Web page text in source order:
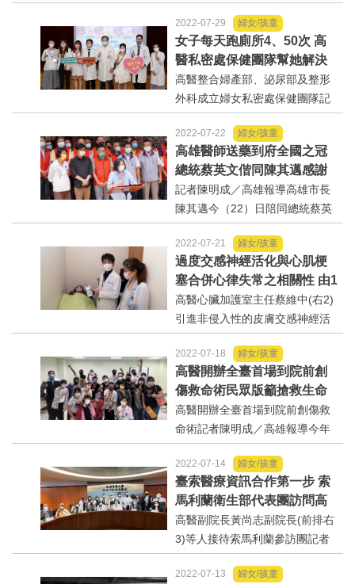
會人員(左)陪同下，赴衛武營觀賞
《獅子王》歌劇。記者陳明成／
高雄報導美國百老匯歌劇《獅子
王》日前在高雄衛武營演出時，
場外出現一輛...
2022-07-29 婦女/孩童
女子每天跑廁所4、50次 高
醫私密處保健團隊幫她解決
不能說的「泌」密
高醫整合婦產部、泌尿部及整形
外科成立婦女私密處保健團隊記
者陳明成／高雄報導35歲的包小
姐每天跑廁所多達40-50次，包括
晚上睡覺都要起來尿尿10幾次，
有時和先生親熱到一半突然尿意
來了，如此頻尿深...
2022-07-22 婦女/孩童
高雄醫師送藥到府全國之冠
總統蔡英文偕同陳其邁感謝
基層醫護人員
記者陳明成／高雄報導高雄市長
陳其邁今（22）日陪同總統蔡英
文至楠梓右昌訪視楠梓區建佑藥
局，一同聽取簡報了解高雄市基
層藥局辦理「送藥到府專案」的
流程及執行成果，高雄共有256家
藥局提供送藥到府服務...
2022-07-21 婦女/孩童
過度交感神經活化與心肌梗
塞合併心律失常之相關性 由1
5分鐘皮膚檢測可知曉
高醫心臟加護室主任蔡維中(右2)
引進非侵入性的皮膚交感神經活
性與心律變異檢測只需15分鐘記
者陳明成／高雄報導長期處於壓
力之下，容易造成自律神經失
調，進而影響身心健康，甚至出
現心血管疾病。高雄...
2022-07-18 婦女/孩童
高醫開辦全臺首場到院前創
傷救命術民眾版籲搶救生命
大家一起來
高醫開辦全臺首場到院前創傷救
命術記者陳明成／高雄報導今年
衛生福利部公布109年的國人十大
死因，事故傷害雖然已從十大死
因的第六名降至第七名，但仍造
成近7千人死亡，死亡人數更較前
年上升。高雄醫...
2022-07-14 婦女/孩童
臺索醫療資訊合作第一步 索
馬利蘭衛生部代表團訪問高
醫
高醫副院長黃尚志副院長(前排右
3)等人接待索馬利蘭參訪團記者
陳明成／高雄報導我國非洲友邦
索馬利蘭衛生發展部代表團昨日
2022-07-13 婦女/孩童